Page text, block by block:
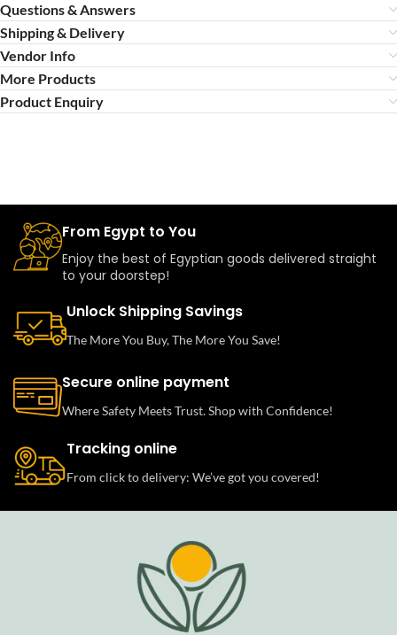
Questions & Answers
Shipping & Delivery
Vendor Info
More Products
Product Enquiry
From Egypt to You
Enjoy the best of Egyptian goods delivered straight
to your doorstep!
Unlock Shipping Savings
The More You Buy, The More You Save!
Secure online payment
Where Safety Meets Trust. Shop with Confidence!
Tracking online
From click to delivery: We’ve got you covered!